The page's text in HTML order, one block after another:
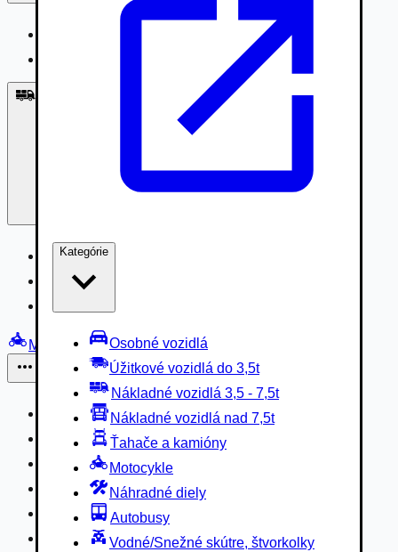
Kategórie
Osobné vozidlá
Úžitkové vozidlá do 3,5t
Nákladné vozidlá 3,5 - 7,5t
Nákladné vozidlá nad 7,5t
Ťahače a kamióny
Motocykle
Náhradné diely
Autobusy
Vodné/Snežné skútre, štvorkolky
Nákladné vozidlá 3,5 - 7,5t
Nákladné vozidlá nad 7,5t
Motocykle
Náhradné diely
Autobusy
Vodné/Snežné skútre, štvorkolky
Obytné prívesy autokaravany / bufety
Poľnohospodárske vozidlá / stroje
Stavebné stroje nakladače / sklápače